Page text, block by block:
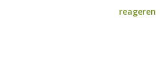
reageren